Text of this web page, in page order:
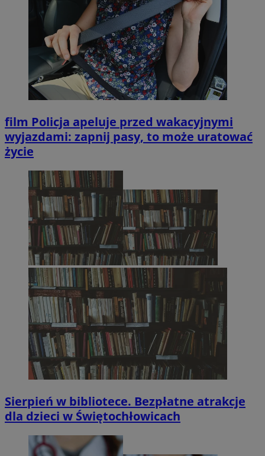
film Policja apeluje przed wakacyjnymi
wyjazdami: zapnij pasy, to może uratować
życie
Sierpień w bibliotece. Bezpłatne atrakcje
dla dzieci w Świętochłowicach